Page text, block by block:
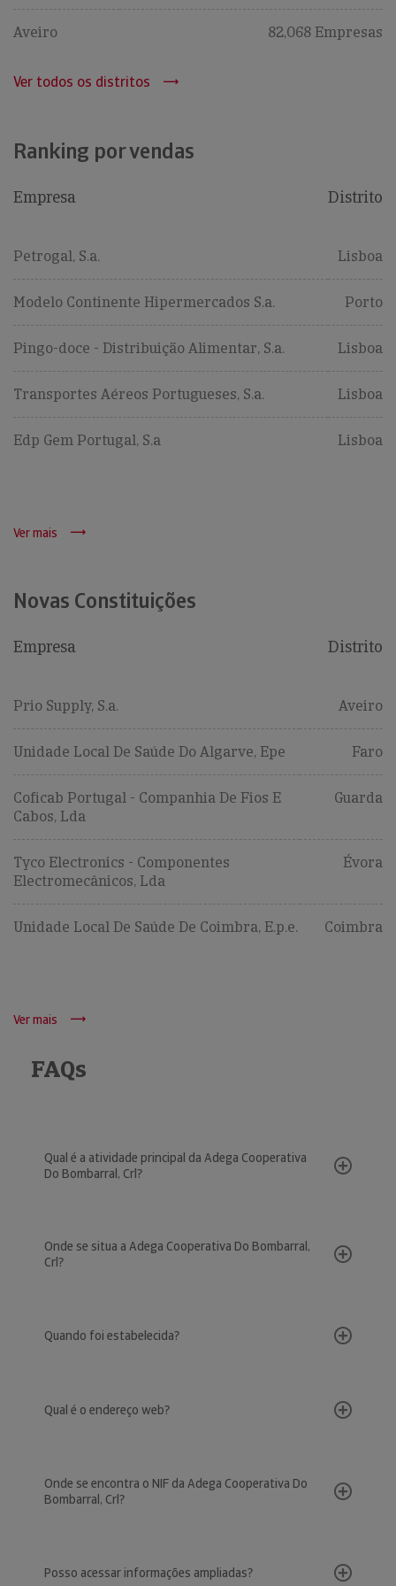
Aveiro 82,068 Empresas
Ver todos os distritos
Ranking por vendas
Empresa Distrito
Petrogal, S.a. Lisboa
Modelo Continente Hipermercados S.a. Porto
Pingo-doce - Distribuição Alimentar, S.a. Lisboa
Transportes Aéreos Portugueses, S.a. Lisboa
Edp Gem Portugal, S.a Lisboa
Ver mais
Novas Constituições
Empresa Distrito
Prio Supply, S.a. Aveiro
Unidade Local De Saúde Do Algarve, Epe Faro
Coficab Portugal - Companhia De Fios E
Cabos, Lda
Guarda
Tyco Electronics - Componentes
Electromecânicos, Lda
Évora
Unidade Local De Saúde De Coimbra, E.p.e. Coimbra
Ver mais
FAQs
Qual é a atividade principal da Adega Cooperativa
Do Bombarral, Crl?
Onde se situa a Adega Cooperativa Do Bombarral,
Crl?
Quando foi estabelecida?
Qual é o endereço web?
Onde se encontra o NIF da Adega Cooperativa Do
Bombarral, Crl?
Posso acessar informações ampliadas?